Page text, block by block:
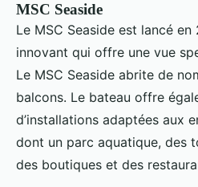
MSC Seaside
Le MSC Seaside est lancé en
innovant qui offre une vue
Le MSC Seaside abrite de
balcons. Le bateau offre
d’installations adaptées aux
dont un parc aquatique, des
des boutiques et des